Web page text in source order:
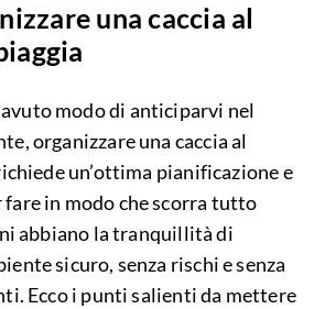
una caccia al
modo di anticiparvi nel
organizzare una caccia al
un’ottima pianificazione e
in modo che scorra tutto
abbiano la tranquillità di
sicuro, senza rischi e senza
Ecco i punti salienti da mettere